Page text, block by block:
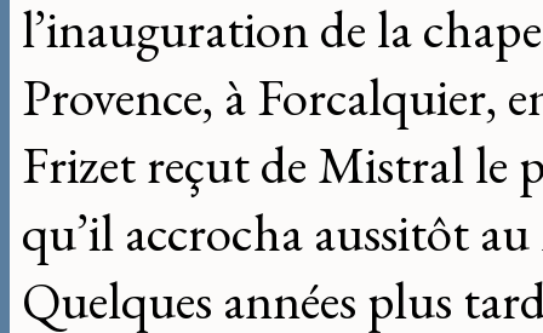
l’inauguration de la
Provence, à Forcalquier,
Frizet reçut de Mistral le
qu’il accrocha aussitôt
Quelques années plus